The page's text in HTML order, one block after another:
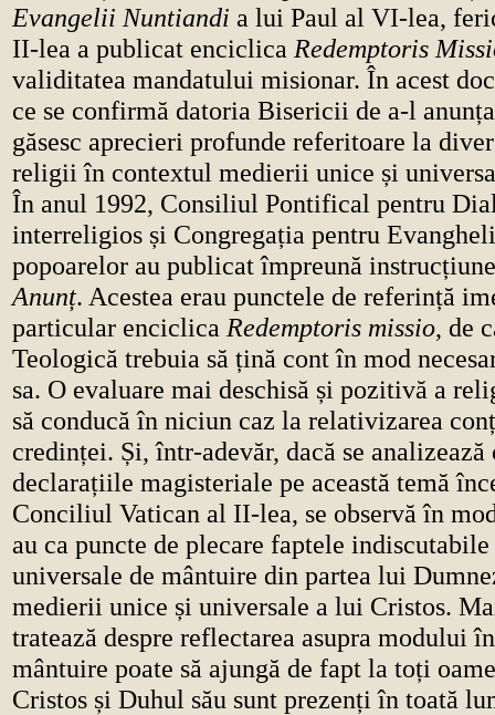
Evangelii Nuntiandi a lui Paul al VI-lea,
II-lea a publicat enciclica Redemptoris
validitatea mandatului misionar. În acest
ce se confirmă datoria Bisericii de a-l
găsesc aprecieri profunde referitoare la
religii în contextul medierii unice și
În anul 1992, Consiliul Pontifical pentru
interreligios și Congregația pentru
popoarelor au publicat împreună
Anunț. Acestea erau punctele de referință
particular enciclica Redemptoris missio, de
Teologică trebuia să țină cont în mod
sa. O evaluare mai deschisă și pozitivă a
să conducă în niciun caz la relativizarea
credinței. Și, într-adevăr, dacă se analizează
declarațiile magisteriale pe această temă
Conciliul Vatican al II-lea, se observă în
au ca puncte de plecare faptele
universale de mântuire din partea lui
medierii unice și universale a lui Cristos.
tratează despre reflectarea asupra modului
mântuire poate să ajungă de fapt la toți
Cristos și Duhul său sunt prezenți în toată